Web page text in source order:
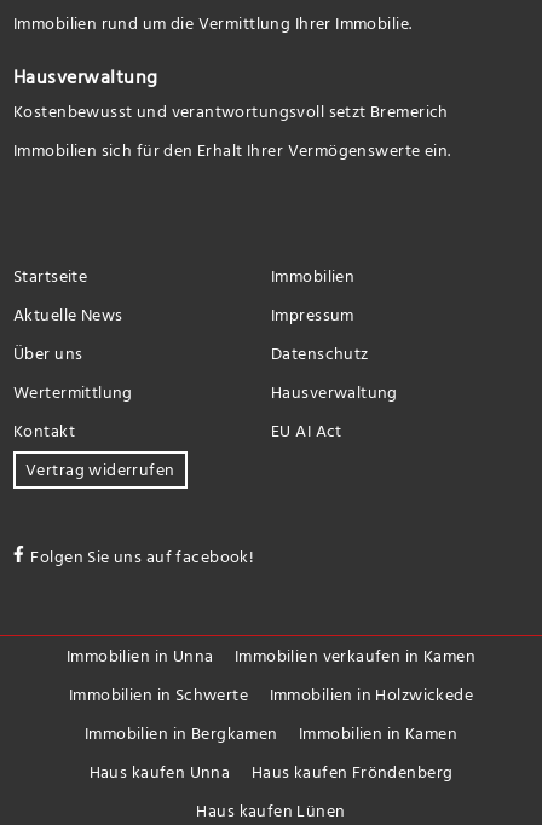
Immobilien rund um die Vermittlung Ihrer Immobilie.
Hausverwaltung
Kostenbewusst und verantwortungsvoll setzt Bremerich
Immobilien sich für den Erhalt Ihrer Vermögenswerte ein.
Startseite
Immobilien
Aktuelle News
Impressum
Über uns
Datenschutz
Wertermittlung
Hausverwaltung
Kontakt
EU AI Act
Vertrag widerrufen
Folgen Sie uns auf facebook!
Immobilien in Unna
Immobilien verkaufen in Kamen
Immobilien in Schwerte
Immobilien in Holzwickede
Immobilien in Bergkamen
Immobilien in Kamen
Haus kaufen Unna
Haus kaufen Fröndenberg
Haus kaufen Lünen